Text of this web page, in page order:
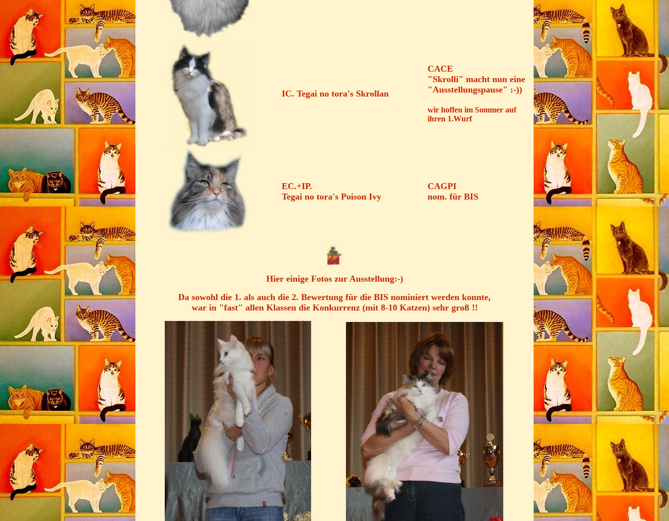
IC. Tegai no tora's Skrollan
CACE
"Skrolli" macht nun eine
"Ausstellungspause" :-))
wir hoffen im Sommer auf
ihren 1.Wurf
EC.+IP.
Tegai no tora's Poison Ivy
CAGPI
nom. für BIS
Hier einige Fotos zur Ausstellung:-)
Da sowohl die 1. als auch die 2. Bewertung für die BIS nominiert werden konnte,
war in "fast" allen Klassen die Konkurrenz (mit 8-10 Katzen) sehr groß !!